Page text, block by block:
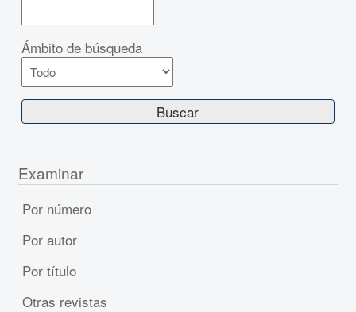
Ámbito de búsqueda
Examinar
Por número
Por autor
Por título
Otras revistas